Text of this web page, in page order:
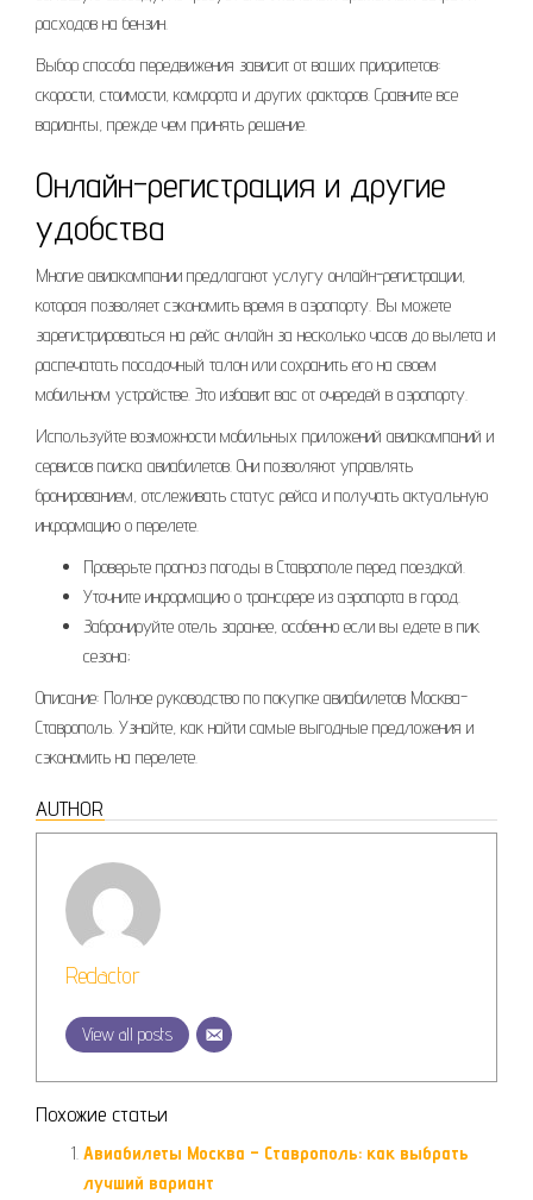
расходов на бензин.
Выбор способа передвижения зависит от ваших приоритетов:
скорости, стоимости, комфорта и других факторов. Сравните все
варианты, прежде чем принять решение.
Онлайн-регистрация и другие
удобства
Многие авиакомпании предлагают услугу онлайн-регистрации,
которая позволяет сэкономить время в аэропорту. Вы можете
зарегистрироваться на рейс онлайн за несколько часов до вылета и
распечатать посадочный талон или сохранить его на своем
мобильном устройстве. Это избавит вас от очередей в аэропорту.
Используйте возможности мобильных приложений авиакомпаний и
сервисов поиска авиабилетов. Они позволяют управлять
бронированием, отслеживать статус рейса и получать актуальную
информацию о перелете.
Проверьте прогноз погоды в Ставрополе перед поездкой.
Уточните информацию о трансфере из аэропорта в город.
Забронируйте отель заранее, особенно если вы едете в пик
сезона;
Описание: Полное руководство по покупке авиабилетов Москва-
Ставрополь. Узнайте, как найти самые выгодные предложения и
сэкономить на перелете.
AUTHOR
Redactor
View all posts
Похожие статьи
Авиабилеты Москва – Ставрополь: как выбрать
лучший вариант